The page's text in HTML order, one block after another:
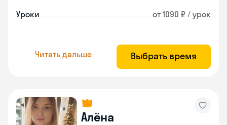
Уроки от 1090 ₽ / урок
Читать дальше Выбрать время
Алёна